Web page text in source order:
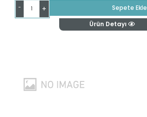
- +
Sepete Ekle
Ürün Detayı